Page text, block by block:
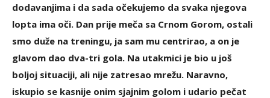
dodavanjima i da sada očekujemo da svaka njegova
lopta ima oči. Dan prije meča sa Crnom Gorom, ostali
smo duže na treningu, ja sam mu centrirao, a on je
glavom dao dva-tri gola. Na utakmici je bio u još
boljoj situaciji, ali nije zatresao mrežu. Naravno,
iskupio se kasnije onim sjajnim golom i udario pečat